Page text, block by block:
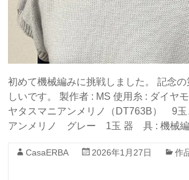
初めて機械編みに挑戦しました。 記念
しいです。 製作者 : MS 使用糸 : ダイヤ
ヤタスマニアンメリノ（DT763B） 9玉
アンメリノ グレー 1玉 器 具 : 機械編
CasaERBA 2026年1月27日 作